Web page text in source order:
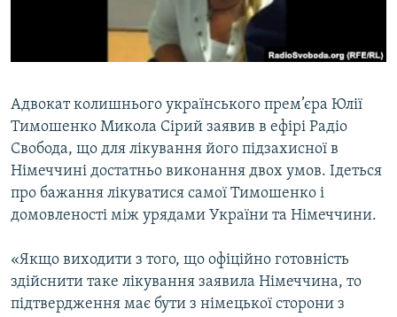
УКРАЇНСЬКА ПРОБЛЕМА КРИМУ
Усі сайти RFE/RL
Адвокат колишнього українського прем’єра Юлії
Тимошенко Микола Сірий заявив в ефірі Радіо
Свобода, що для лікування його підзахисної в
Німеччині достатньо виконання двох умов. Ідеться
про бажання лікуватися самої Тимошенко і
домовленості між урядами України та Німеччини.
«Якщо виходити з того, що офіційно готовність
здійснити таке лікування заявила Німеччина, то
підтвердження має бути з німецької сторони з